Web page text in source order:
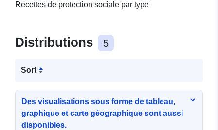
Recettes de protection sociale par type
Distributions 5
Sort
Des visualisations sous forme de tableau,
graphique et carte géographique sont aussi
disponibles.